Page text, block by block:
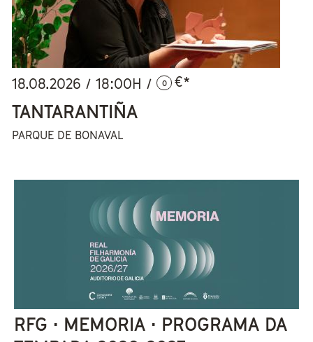
18.08.2026 /18:00H / 0 €*
TANTARANTIÑA
PARQUE DE BONAVAL
RFG · MEMORIA · PROGRAMA DA